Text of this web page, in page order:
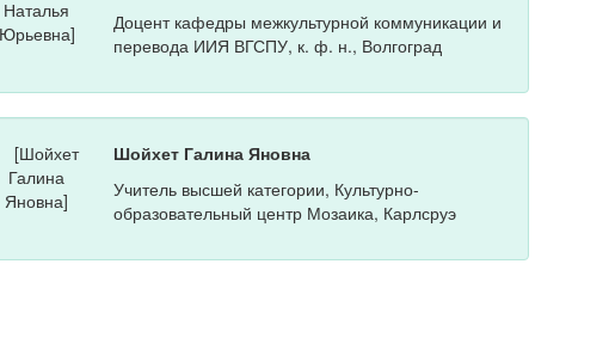
Доцент кафедры межкультурной коммуникации и
перевода ИИЯ ВГСПУ, к. ф. н., Волгоград
Шойхет Галина Яновна
Учитель высшей категории, Культурно-
образовательный центр Мозаика, Карлсруэ